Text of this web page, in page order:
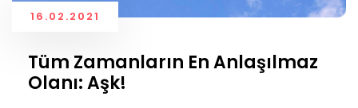
16.02.2021
Tüm Zamanların En Anlaşılmaz
Olanı: Aşk!